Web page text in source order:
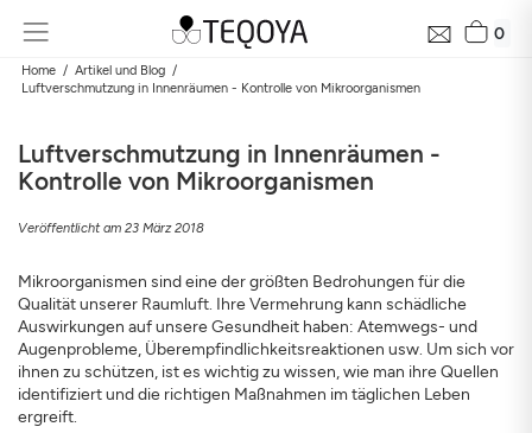
0
Home
Artikel und Blog
Luftverschmutzung in Innenräumen - Kontrolle von Mikroorganismen
Luftverschmutzung in Innenräumen -
Kontrolle von Mikroorganismen
Veröffentlicht am 23 März 2018
Mikroorganismen sind eine der größten Bedrohungen für die
Qualität unserer Raumluft. Ihre Vermehrung kann schädliche
Auswirkungen auf unsere Gesundheit haben: Atemwegs- und
Augenprobleme, Überempfindlichkeitsreaktionen usw. Um sich vor
ihnen zu schützen, ist es wichtig zu wissen, wie man ihre Quellen
identifiziert und die richtigen Maßnahmen im täglichen Leben
ergreift.
Kostenlose Luftanalyse in Ihrer Nähe in 24h
Luftqualität rund ums Zuhause und ihre Auswirkung auf Ihre
Gesundheit
E-Mail